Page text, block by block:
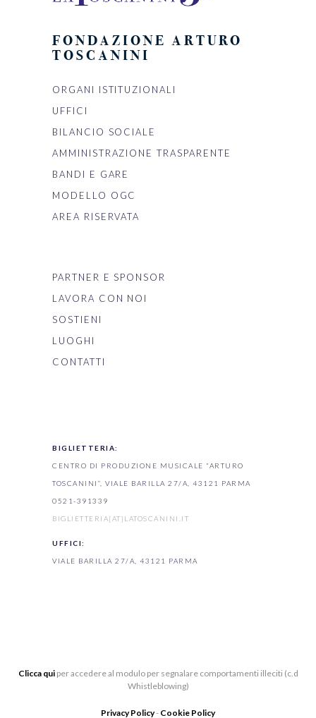
FONDAZIONE ARTURO
TOSCANINI
ORGANI ISTITUZIONALI
UFFICI
BILANCIO SOCIALE
AMMINISTRAZIONE TRASPARENTE
BANDI E GARE
MODELLO OGC
AREA RISERVATA
PARTNER E SPONSOR
LAVORA CON NOI
SOSTIENI
LUOGHI
CONTATTI
BIGLIETTERIA:
CENTRO DI PRODUZIONE MUSICALE “ARTURO
TOSCANINI”, VIALE BARILLA 27/A, 43121 PARMA
0521-391339
BIGLIETTERIA[AT]LATOSCANINI.IT
UFFICI:
VIALE BARILLA 27/A, 43121 PARMA
Clicca quiper accedere al modulo per segnalare comportamenti illeciti (c.d
Whistleblowing)
Privacy Policy- Cookie Policy